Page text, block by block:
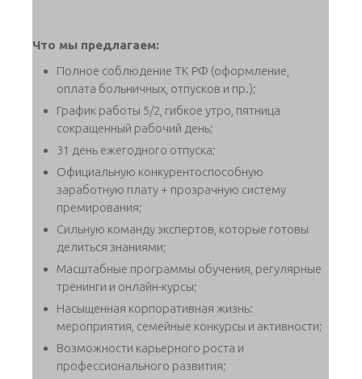
Что мы предлагаем:
Полное соблюдение ТК РФ (оформление,
оплата больничных, отпусков и пр.);
График работы 5/2, гибкое утро, пятница
сокращенный рабочий день;
31 день ежегодного отпуска;
Официальную конкурентоспособную
заработную плату + прозрачную систему
премирования;
Сильную команду экспертов, которые готовы
делиться знаниями;
Масштабные программы обучения, регулярные
тренинги и онлайн-курсы;
Насыщенная корпоративная жизнь:
мероприятия, семейные конкурсы и активности;
Возможности карьерного роста и
профессионального развития;